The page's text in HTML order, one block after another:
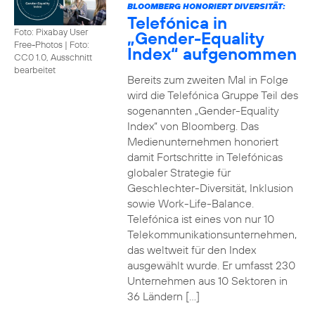
Foto: Pixabay User
Free-Photos | Foto:
CC0 1.0, Ausschnitt
bearbeitet
BLOOMBERG HONORIERT DIVERSITÄT:
Telefónica in
„Gender-Equality
Index“ aufgenommen
Bereits zum zweiten Mal in Folge
wird die Telefónica Gruppe Teil des
sogenannten „Gender-Equality
Index“ von Bloomberg. Das
Medienunternehmen honoriert
damit Fortschritte in Telefónicas
globaler Strategie für
Geschlechter-Diversität, Inklusion
sowie Work-Life-Balance.
Telefónica ist eines von nur 10
Telekommunikationsunternehmen,
das weltweit für den Index
ausgewählt wurde. Er umfasst 230
Unternehmen aus 10 Sektoren in
36 Ländern […]